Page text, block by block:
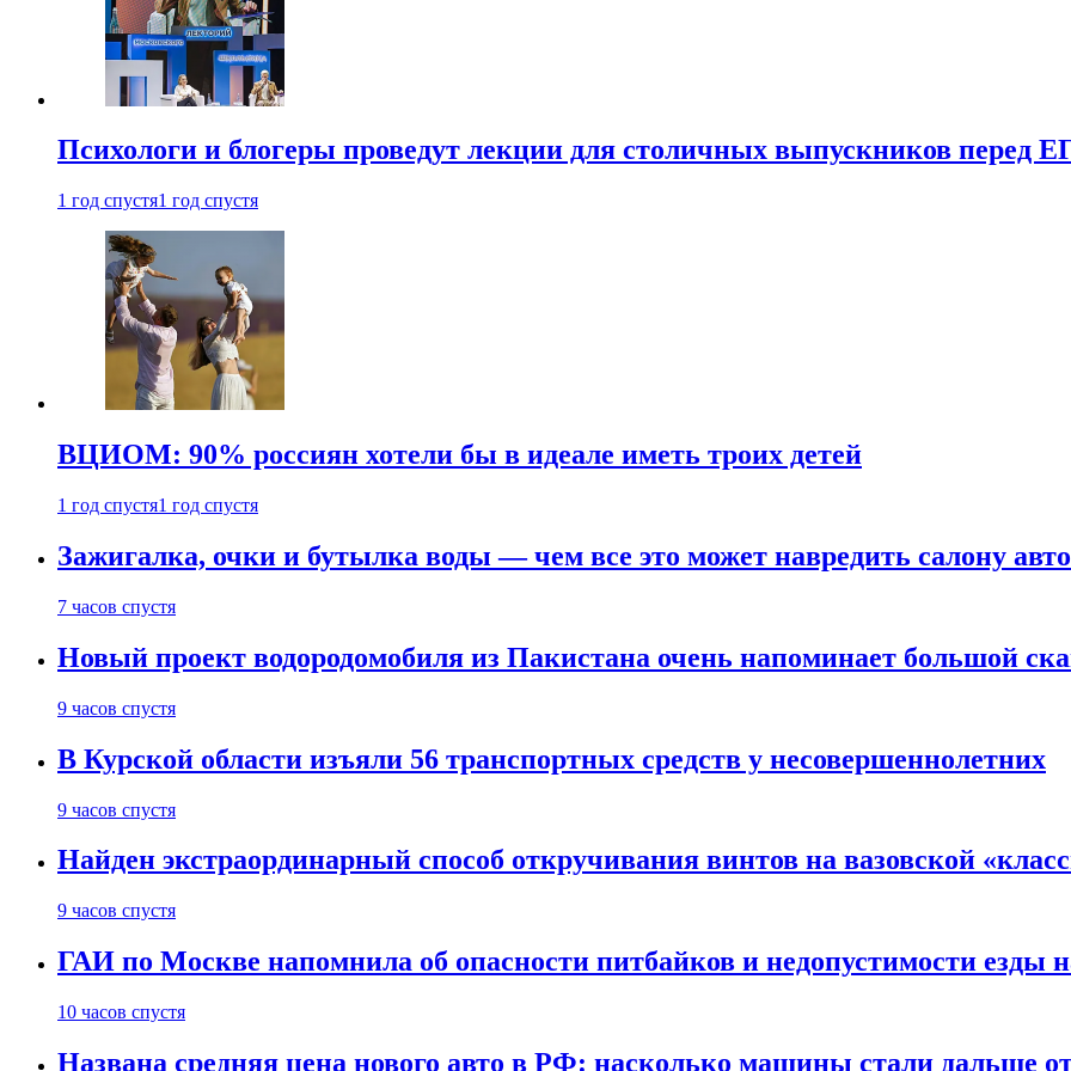
Психологи и блогеры проведут лекции для столичных выпускников перед
1 год спустя1 год спустя
ВЦИОМ: 90% россиян хотели бы в идеале иметь троих детей
1 год спустя1 год спустя
Зажигалка, очки и бутылка воды — чем все это может навредить салону
7 часов спустя
Новый проект водородомобиля из Пакистана очень напоминает большой
9 часов спустя
В Курской области изъяли 56 транспортных средств у несовершеннолетних
9 часов спустя
Найден экстраординарный способ откручивания винтов на вазовской
9 часов спустя
ГАИ по Москве напомнила об опасности питбайков и недопустимости езды
10 часов спустя
Названа средняя цена нового авто в РФ: насколько машины стали дальше